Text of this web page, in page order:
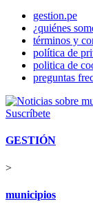
gestion.pe
¿quiénes
términos y
política de
politica de
preguntas
Suscríbete
GESTIÓN
>
municipios